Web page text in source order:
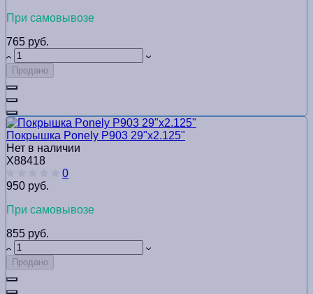
При самовывозе
765 руб.
Продано
Покрышка Ponely Р903 29"х2.125"
Нет в наличии
Х88418
0
950 руб.
При самовывозе
855 руб.
Продано